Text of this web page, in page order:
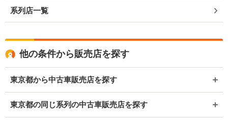
系列店一覧
他の条件から販売店を探す
東京都から中古車販売店を探す
東京都の同じ系列の中古車販売店を探す